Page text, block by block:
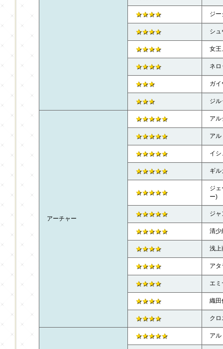
★★★★ ジ
★★★★ シ
★★★★ 女王
★★★★ ネ
★★★ ガ
★★★ ジル
アーチャー
★★★★★ アル
★★★★★ ア
★★★★★ イシ
★★★★★ ギ
★★★★★
ジ
ー)
★★★★★ ジャ
★★★★★ 清少
★★★★ 浅上
★★★★ アタ
★★★★ エミ
★★★★ 織田
★★★★ ク
★★★★★ ア